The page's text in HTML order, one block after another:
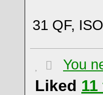
31 QF,
You
Liked 11